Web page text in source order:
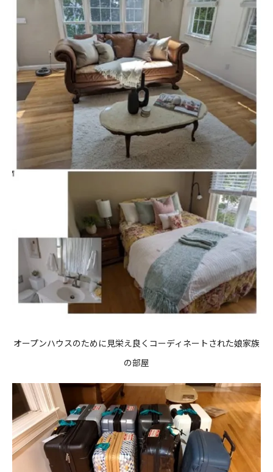
オープンハウスのために見栄え良くコーディネートされた娘家族
の部屋